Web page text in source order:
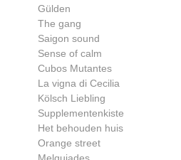
Gülden
The gang
Saigon sound
Sense of calm
Cubos Mutantes
La vigna di Cecilia
Kölsch Liebling
Supplementenkiste
Het behouden huis
Orange street